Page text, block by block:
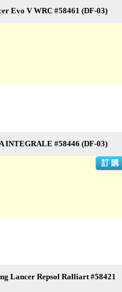
Evo V WRC #58461 (DF-03)
INTEGRALE #58446 (DF-03)
Lancer Repsol Ralliart #58421